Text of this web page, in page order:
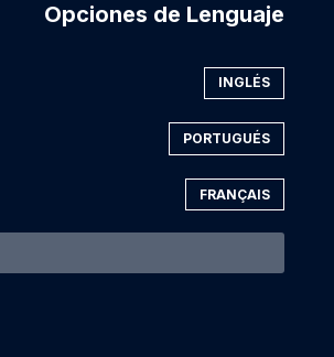
Opciones de Lenguaje
INGLÉS
PORTUGUÉS
FRANÇAIS